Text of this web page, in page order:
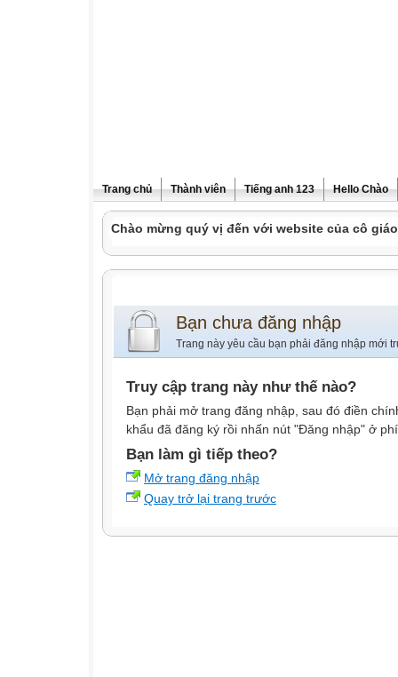
Trang chủ Thành viên Tiếng anh 123 Hello Chào
Chào mừng quý vị đến với website của cô
Bạn chưa đăng nhập
Trang này yêu cầu bạn phải đăng nhập mới
Truy cập trang này như thế nào?
Bạn phải mở trang đăng nhập, sau đó điền
khẩu đã đăng ký rồi nhấn nút "Đăng nhập" ở
Bạn làm gì tiếp theo?
Mở trang đăng nhập
Quay trở lại trang trước